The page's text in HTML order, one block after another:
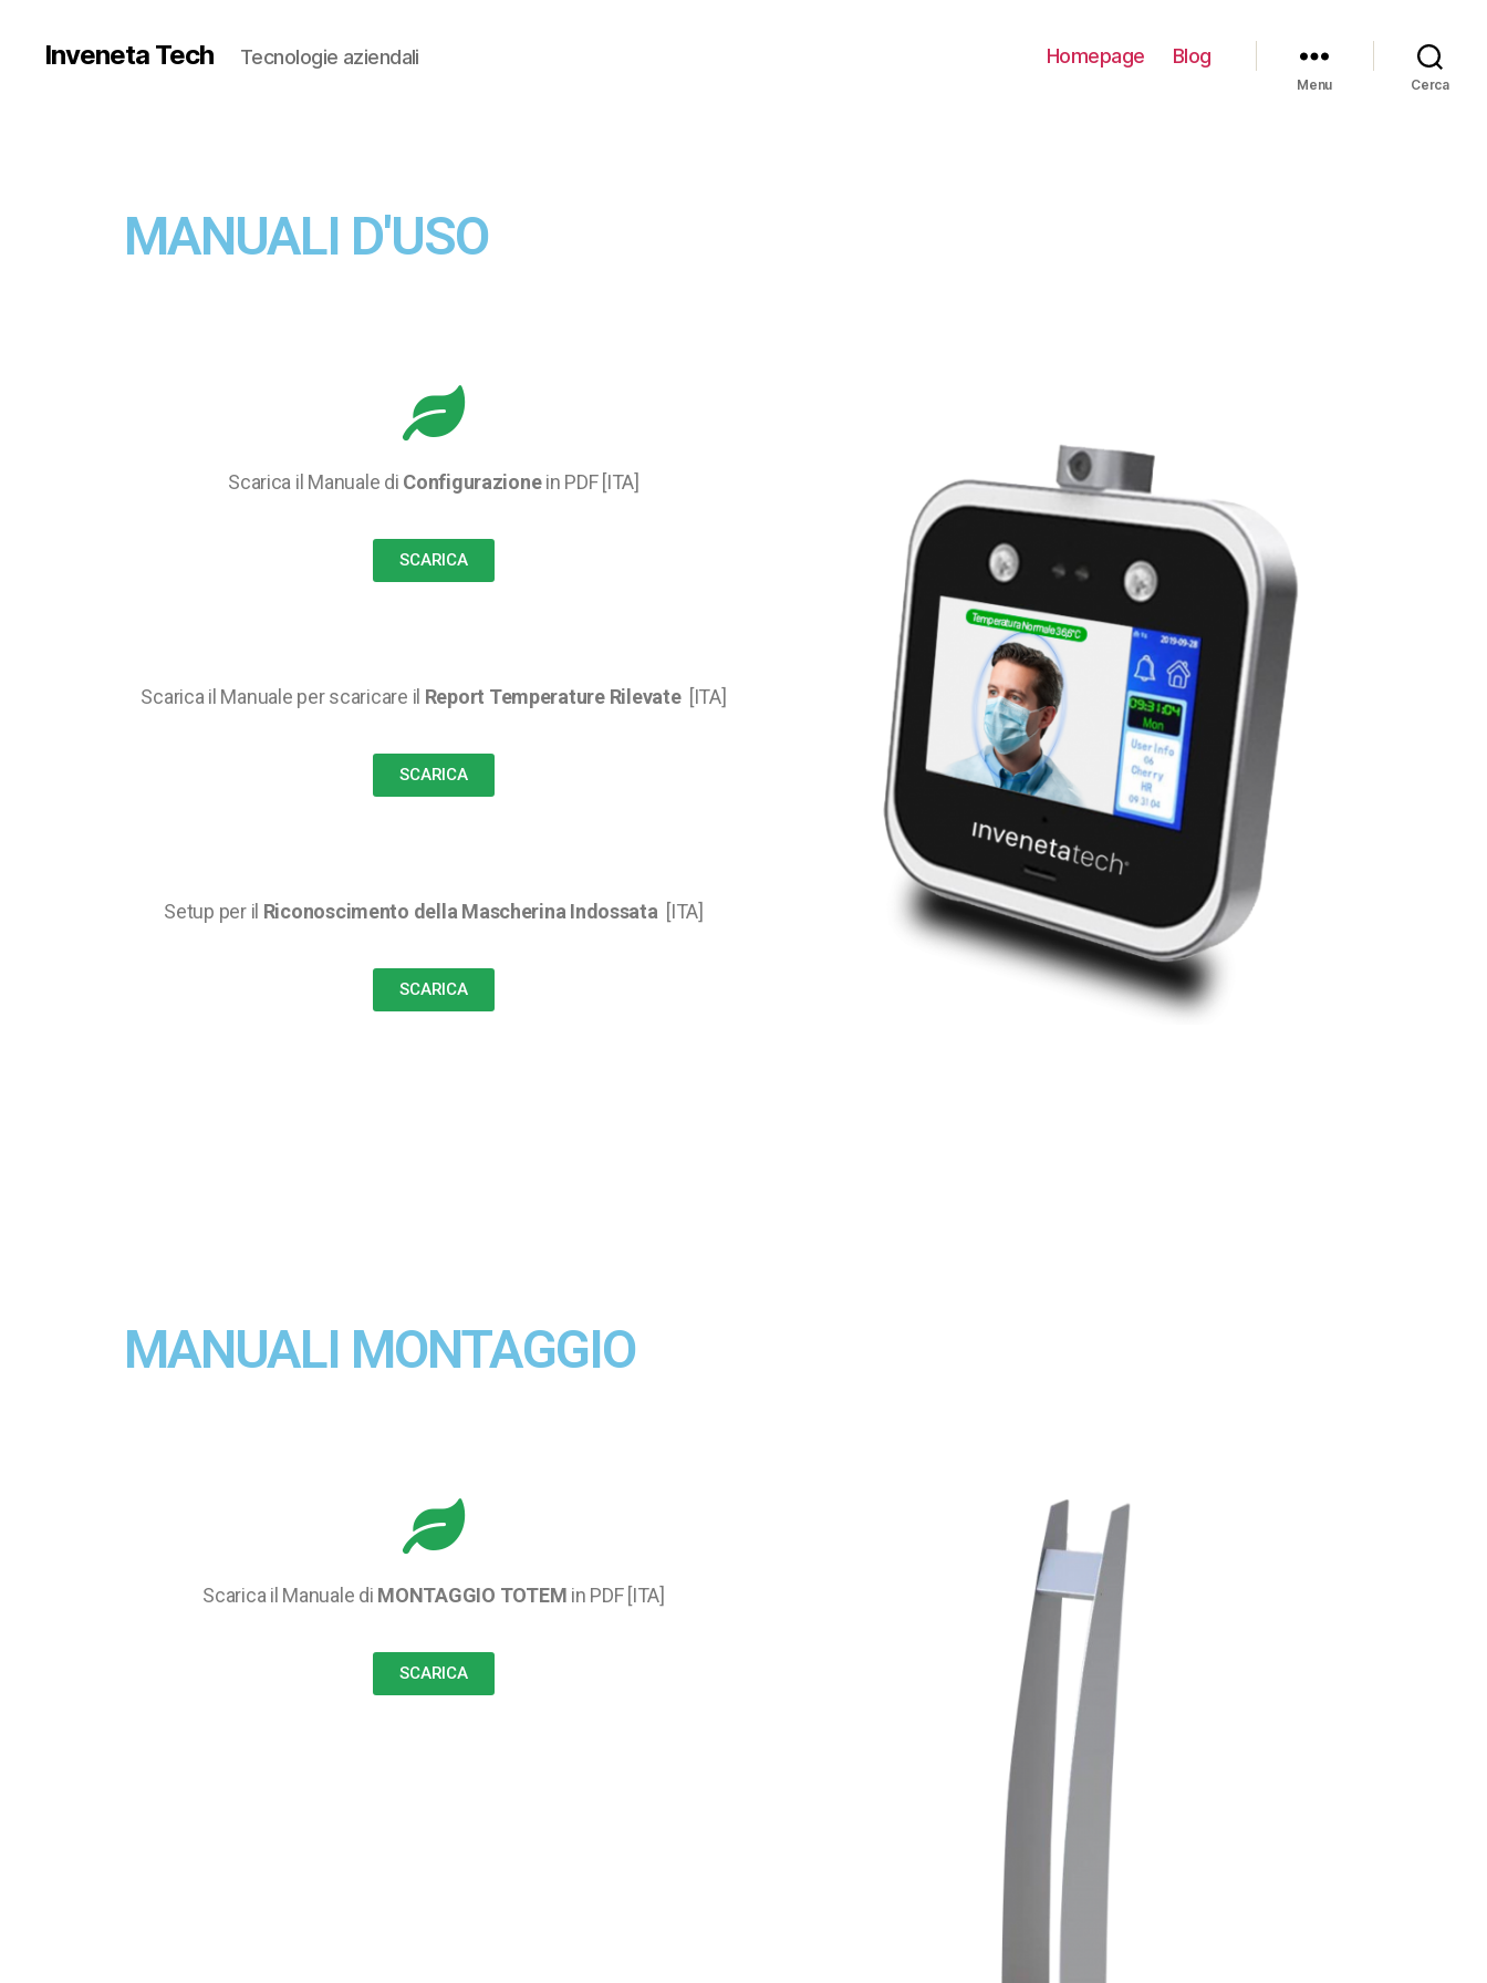
Inveneta Tech Tecnologie aziendali Homepage Blog
Menu Cerca
MANUALI D'USO
Scarica il Manuale di Configurazionein PDF [ITA]
SCARICA
Scarica il Manuale per scaricare il Report Temperature Rilevate [ITA]
SCARICA
Setup per il Riconoscimento della Mascherina Indossata [ITA]
SCARICA
MANUALI MONTAGGIO
Scarica il Manuale di MONTAGGIO TOTEM in PDF [ITA]
SCARICA